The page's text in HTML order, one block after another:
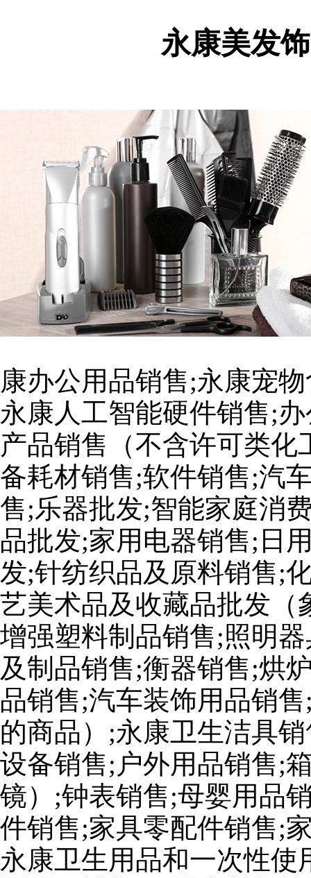
永康美发
康办公用品销售;永康宠
永康人工智能硬件销售;
产品销售（不含许可类
备耗材销售;软件销售;汽
售;乐器批发;智能家庭消
品批发;家用电器销售;日
发;针纺织品及原料销售;
艺美术品及收藏品批发（
增强塑料制品销售;照明
及制品销售;衡器销售;烘
品销售;汽车装饰用品销
的商品）;永康卫生洁具
设备销售;户外用品销售;
镜）;钟表销售;母婴用品
件销售;家具零配件销售;
永康卫生用品和一次性